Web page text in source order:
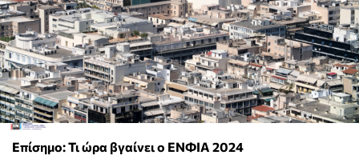
Επίσημο: Τι ώρα βγαίνει ο ΕΝΦΙΑ 2024